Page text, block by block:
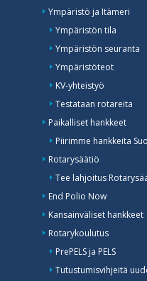
Ympäristö ja Itämeri
Ympäristön tila
Ympäristön seuranta
Ympäristöteot
KV-yhteistyö
Testataan rotareita
Paikalliset hankkeet
Piirimme hankkeita
Rotarysäätiö
Tee lahjoitus
End Polio Now
Kansainväliset hankkeet
Rotarykoulutus
PrePELS ja PELS
Tutustumisvihjeitä